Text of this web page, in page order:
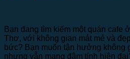
Bạn đang tìm kiếm một quán cafe
Thơ, với không gian mát mẻ và
bức? Bạn muốn tận hưởng không
nhưng vẫn mang đậm tính hiện